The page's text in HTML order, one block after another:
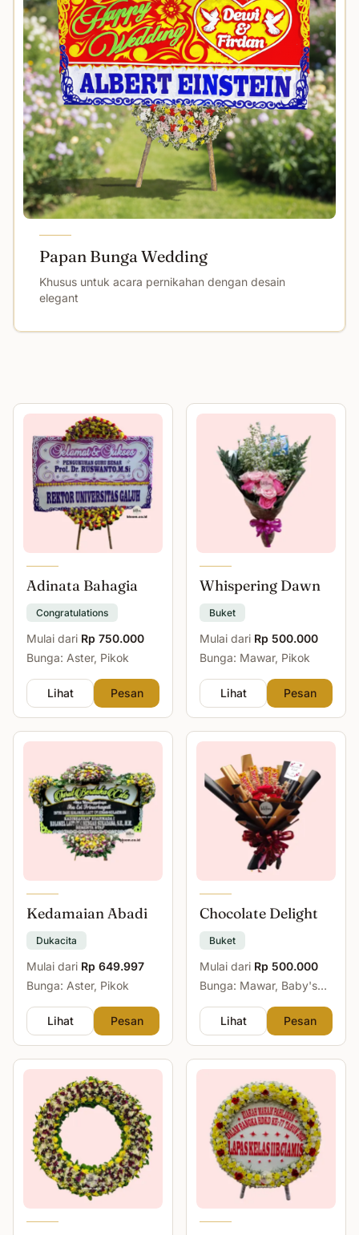
Papan Bunga Wedding
Khusus untuk acara pernikahan dengan desain
elegant
Adinata Bahagia
Congratulations
Mulai dari Rp 750.000
Bunga: Aster, Pikok
Lihat Pesan
Whispering Dawn
Buket
Mulai dari Rp 500.000
Bunga: Mawar, Pikok
Lihat Pesan
Kedamaian Abadi
Dukacita
Mulai dari Rp 649.997
Bunga: Aster, Pikok
Lihat Pesan
Chocolate Delight
Buket
Mulai dari Rp 500.000
Bunga: Mawar, Baby's
Lihat
Pesan